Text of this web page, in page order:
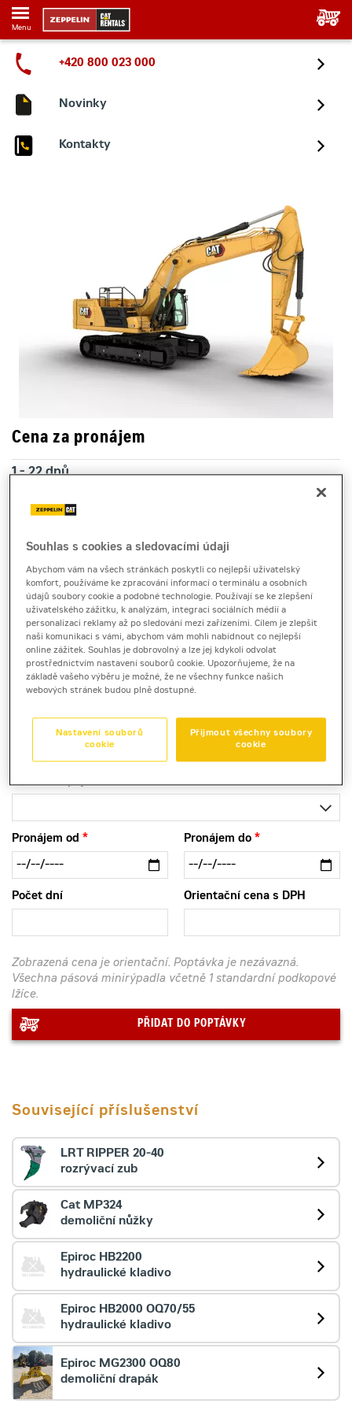
Menu
+420 800 023 000
Novinky
Kontakty
Cena za pronájem
1 - 22 dnů
18 392 Kč s DPH
23 a více dnů
16 020 Kč s DPH
Kauce
50 000 Kč
pásové rýpadlo
Kontaktní půjčovna
Pronájem od Pronájem do
Počet dní Orientační cena s DPH
Zobrazená cena je orientační. Poptávka je nezávazná.
Všechna pásová minirýpadla včetně 1 standardní podkopové
lžíce.
PŘIDAT DO POPTÁVKY
Související příslušenství
LRT RIPPER 20-40
rozrývací zub
Cat MP324
demoliční nůžky
Epiroc HB2200
hydraulické kladivo
Epiroc HB2000 OQ70/55
hydraulické kladivo
Epiroc MG2300 OQ80
demoliční drapák
Souhlas s cookies a sledovacími údaji
Abychom vám na všech stránkách poskytli co nejlepší uživatelský
komfort, používáme ke zpracování informací o terminálu a osobních
údajů soubory cookie a podobné technologie. Používají se ke zlepšení
uživatelského zážitku, k analýzám, integraci sociálních médií a
personalizaci reklamy až po sledování mezi zařízeními. Cílem je zlepšit
naši komunikaci s vámi, abychom vám mohli nabídnout co nejlepší
online zážitek. Souhlas je dobrovolný a lze jej kdykoli odvolat
prostřednictvím nastavení souborů cookie. Upozorňujeme, že na
základě vašeho výběru je možné, že ne všechny funkce našich
webových stránek budou plně dostupné.
Přijmout všechny soubory
cookie
Nastavení souborů
cookie